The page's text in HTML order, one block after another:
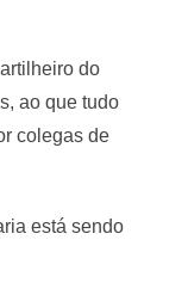
do
ao que tudo
colegas de
está sendo